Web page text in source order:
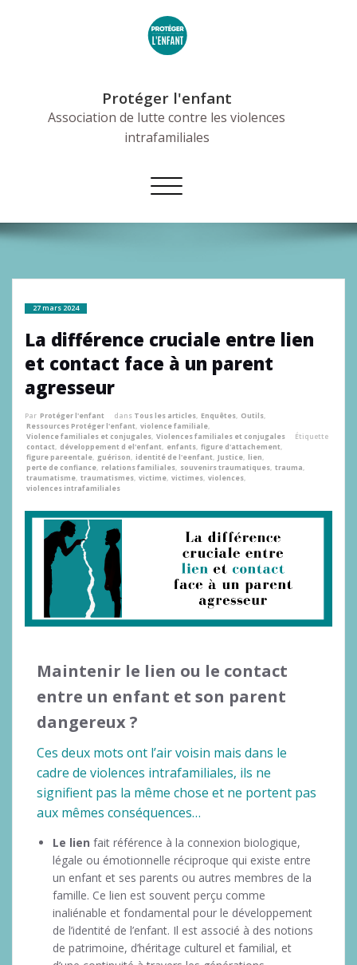
Protéger l'enfant
Association de lutte contre les violences
intrafamiliales
Afficher/masquer
la
27 mars 2024
La différence cruciale entre lien
et contact face à un parent
agresseur
Par Protéger l'enfant dans Tous les articles, Enquêtes, Outils,
Ressources Protéger l'enfant, violence familiale,
Violence familiales et conjugales, Violences familiales et conjugales
Étiquette
contact, développement d el'enfant, enfants, figure d'attachement,
figure pareentale, guérison, identité de l'eenfant, Justice, lien,
perte de confiance, relations familiales, souvenirs traumatiques, trauma,
traumatisme, traumatismes, victime, victimes, violences,
violences intrafamiliales
Maintenir le lien ou le contact
entre un enfant et son parent
dangereux ?
Ces deux mots ont l’air voisin mais dans le
cadre de violences intrafamiliales, ils ne
signifient pas la même chose et ne portent pas
aux mêmes conséquences…
Le lien fait référence à la connexion biologique,
légale ou émotionnelle réciproque qui existe entre
un enfant et ses parents ou autres membres de la
famille. Ce lien est souvent perçu comme
inaliénable et fondamental pour le développement
de l’identité de l’enfant. Il est associé à des notions
de patrimoine, d’héritage culturel et familial, et